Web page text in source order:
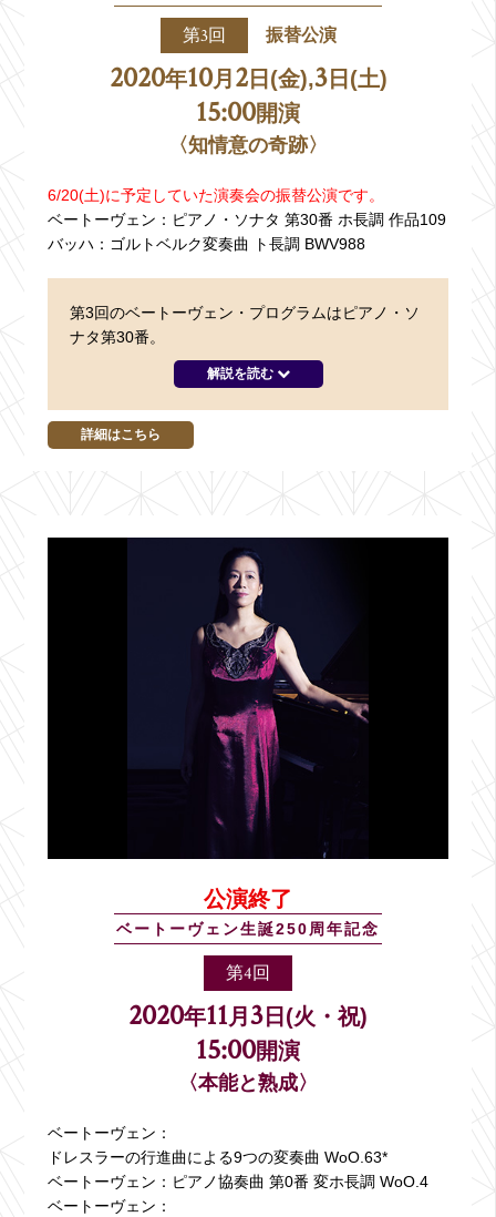
第3回 振替公演
2020年10月 2日(金),3日(土)
15:00開演
〈知情意の奇跡〉
6/20(土)に予定していた演奏会の振替公演です。
ベートーヴェン： ピアノ・ソナタ 第30番 ホ長調 作品109
バッハ： ゴルトベルク変奏曲 ト長調 BWV988
第3回のベートーヴェン・プログラムはピアノ・ソ
ナタ第30番。
解説を読む
詳細はこちら
公演終了
ベートーヴェン生誕250周年記念
第4回
2020年11 月 3 日(火・祝)
15:00開演
〈本能と熟成〉
ベートーヴェン：
ドレスラーの行進曲による9つの変奏曲 WoO.63*
ベートーヴェン： ピアノ協奏曲 第0番 変ホ長調 WoO.4
ベートーヴェン：